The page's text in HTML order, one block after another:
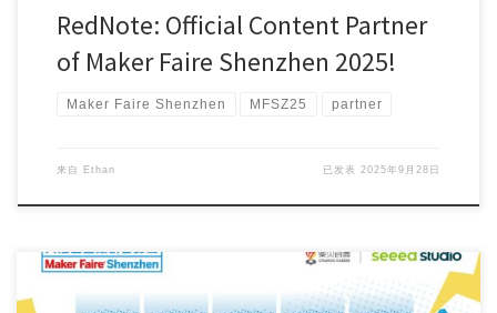
RedNote: Official Content Partner
of Maker Faire Shenzhen 2025!
Maker Faire Shenzhen MFSZ25 partner
来自 Ethan 已发表2025年9月28日